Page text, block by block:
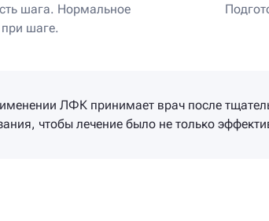
шага. Нормальное
при шаге.
ЛФК принимает врач после
чтобы лечение было не только